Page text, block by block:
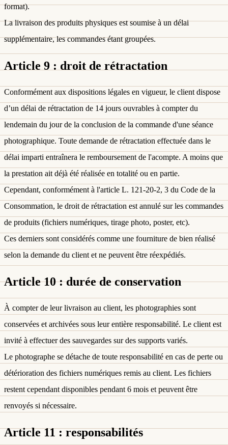
format).
La livraison des produits physiques est soumise à un délai
supplémentaire, les commandes étant groupées.
Article 9 : droit de rétractation
Conformément aux dispositions légales en vigueur, le client dispose
d’un délai de rétractation de 14 jours ouvrables à compter du
lendemain du jour de la conclusion de la commande d'une séance
photographique. Toute demande de rétractation effectuée dans le
délai imparti entraînera le remboursement de l'acompte. A moins que
la prestation ait déjà été réalisée en totalité ou en partie.
Cependant, conformément à l'article L. 121-20-2, 3 du Code de la
Consommation, le droit de rétractation est annulé sur les commandes
de produits (fichiers numériques, tirage photo, poster, etc).
Ces derniers sont considérés comme une fourniture de bien réalisé
selon la demande du client et ne peuvent être réexpédiés.
Article 10 : durée de conservation
À compter de leur livraison au client, les photographies sont
conservées et archivées sous leur entière responsabilité. Le client est
invité à effectuer des sauvegardes sur des supports variés.
Le photographe se détache de toute responsabilité en cas de perte ou
détérioration des fichiers numériques remis au client. Les fichiers
restent cependant disponibles pendant 6 mois et peuvent être
renvoyés si nécessaire.
Article 11 : responsabilités